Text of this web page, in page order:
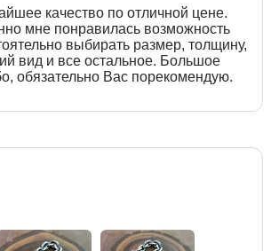
качество по отличной цене.
мне понравилась возможность
выбирать размер, толщину,
вид и все остальное. Большое
обязательно Вас порекомендую.